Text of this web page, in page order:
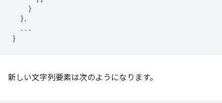
}
},
...
}
新しい文字列要素は次のようになります。